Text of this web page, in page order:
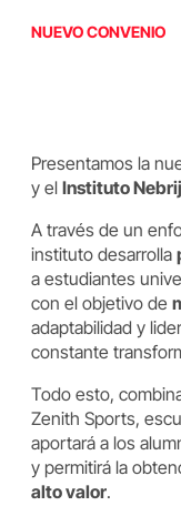
NUEVO CONVENIO
Presentamos la
y el Instituto
A través de un
instituto desarrolla
a estudiantes
con el objetivo de
adaptabilidad y
constante
Todo esto,
Zenith Sports,
aportará a los
y permitirá la
alto valor.